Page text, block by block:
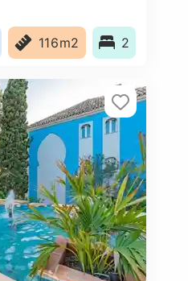
116m2 2